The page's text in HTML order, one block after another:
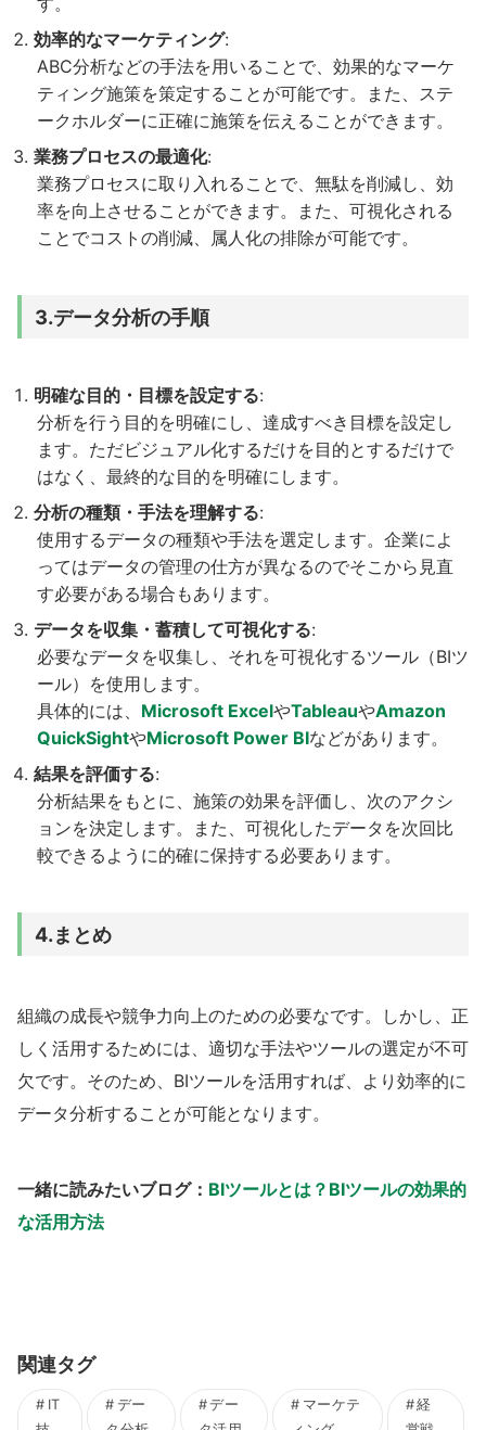
効率的なマーケティング:
ABC分析などの手法を用いることで、効果的なマーケ
ティング施策を策定することが可能です。また、ステ
ークホルダーに正確に施策を伝えることができます。
業務プロセスの最適化:
業務プロセスに取り入れることで、無駄を削減し、効
率を向上させることができます。また、可視化される
ことでコストの削減、属人化の排除が可能です。
3.データ分析の手順
明確な目的・目標を設定する:
分析を行う目的を明確にし、達成すべき目標を設定し
ます。ただビジュアル化するだけを目的とするだけで
はなく、最終的な目的を明確にします。
分析の種類・手法を理解する:
使用するデータの種類や手法を選定します。企業によ
ってはデータの管理の仕方が異なるのでそこから見直
す必要がある場合もあります。
データを収集・蓄積して可視化する:
必要なデータを収集し、それを可視化するツール（BIツ
ール）を使用します。
具体的には、 Microsoft ExcelやTableauやAmazon
QuickSightやMicrosoft Power BIなどがあります。
結果を評価する:
分析結果をもとに、施策の効果を評価し、次のアクシ
ョンを決定します。また、可視化したデータを次回比
較できるように的確に保持する必要あります。
4.まとめ
組織の成長や競争力向上のための必要なです。しかし、正
しく活用するためには、適切な手法やツールの選定が不可
欠です。そのため、BIツールを活用すれば、より効率的に
データ分析することが可能となります。
一緒に読みたいブログ： BIツールとは？BIツールの効果的
な活用方法
関連タグ
IT
デー
デー
マーケテ
経